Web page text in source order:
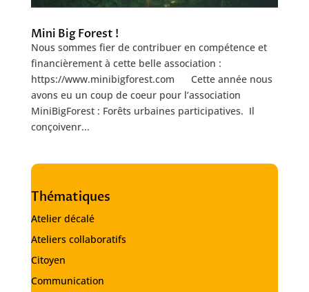
Mini Big Forest !
Nous sommes fier de contribuer en compétence et
financièrement à cette belle association :
https://www.minibigforest.com Cette année nous
avons eu un coup de coeur pour l’association
MiniBigForest : Forêts urbaines participatives. Il
conçoivenr...
Thématiques
Atelier décalé
Ateliers collaboratifs
Citoyen
Communication